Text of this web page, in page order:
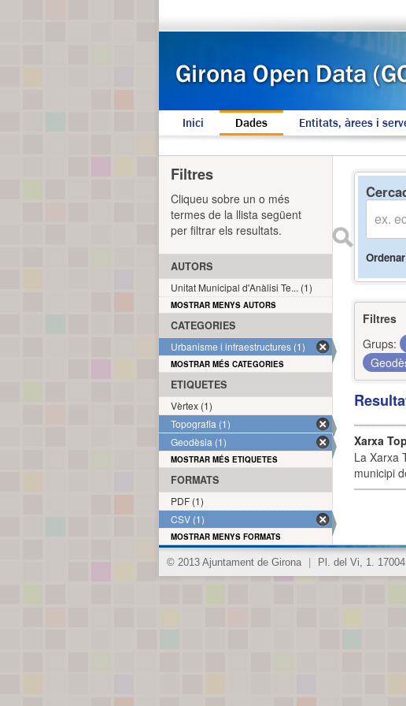
Inici Dades Entitats, àrees i
Filtres
Grups:
Xarxa
La Xarxa
municipi
Filtres
Cliqueu sobre un o més
termes de la llista següent
per filtrar els resultats.
AUTORS
Unitat Municipal d'Anàlisi Te... (1)
MOSTRAR MENYS AUTORS
CATEGORIES
Urbanisme i infraestructures (1)
MOSTRAR MÉS CATEGORIES
ETIQUETES
Vèrtex (1)
Topografia (1)
Geodèsia (1)
MOSTRAR MÉS ETIQUETES
FORMATS
PDF (1)
CSV (1)
MOSTRAR MENYS FORMATS
© 2013 Ajuntament de Girona Pl. del Vi, 1.